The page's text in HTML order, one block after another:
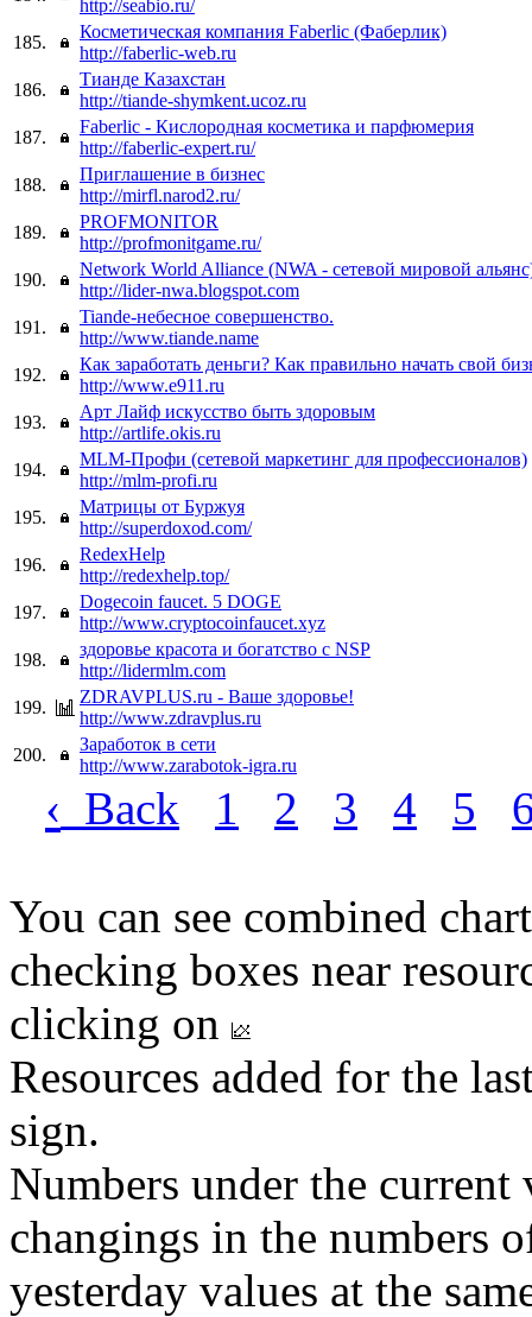
http://seabio.ru/
185.
Косметическая компания Faberlic (Фаберлик)
http://faberlic-web.ru
186.
Тианде Казахстан
http://tiande-shymkent.ucoz.ru
187.
Faberlic - Кислородная косметика и парфюмерия
http://faberlic-expert.ru/
188.
Приглашение в бизнес
http://mirfl.narod2.ru/
189.
PROFMONITOR
http://profmonitgame.ru/
190.
Network World Alliance (NWA - сетевой мировой
http://lider-nwa.blogspot.com
191.
Tiande-небесное совершенство.
http://www.tiande.name
192.
Как заработать деньги? Как правильно начать свой
http://www.e911.ru
193.
Арт Лайф искусство быть здоровым
http://artlife.okis.ru
194.
MLM-Профи (сетевой маркетинг для профессионалов)
http://mlm-profi.ru
195.
Матрицы от Буржуя
http://superdoxod.com/
196.
RedexHelp
http://redexhelp.top/
197.
Dogecoin faucet. 5 DOGE
http://www.cryptocoinfaucet.xyz
198.
здоровье красота и богатство с NSP
http://lidermlm.com
199.
ZDRAVPLUS.ru - Ваше здоровье!
http://www.zdravplus.ru
200.
Заработок в сети
http://www.zarabotok-igra.ru
‹ Back 1 2 3 4 5
You can see combined
checking boxes near
clicking on
Resources added for the
sign.
Numbers under the
changings in the numbers
yesterday values at the